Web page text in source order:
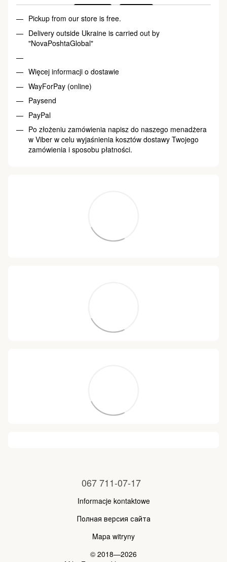
Pickup from our store is free.
Delivery outside Ukraine is carried out by
"NovaPoshtaGlobal"
Więcej informacji o dostawie
WayForPay (online)
Paysend
PayPal
Po złożeniu zamówienia napisz do naszego menadżera
w Viber w celu wyjaśnienia kosztów dostawy Twojego
zamówienia i sposobu płatności.
067 711-07-17
Informacje kontaktowe
Полная версия сайта
Mapa witryny
© 2018—2026